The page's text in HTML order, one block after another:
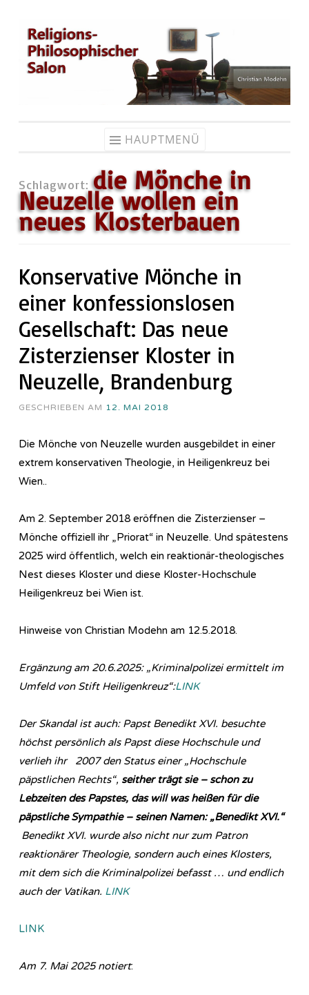
Zum
Inhalt
springen
HAUPTMENÜ
Schlagwort:die Mönche in
Neuzelle wollen ein
neues Klosterbauen
Konservative Mönche in
einer konfessionslosen
Gesellschaft: Das neue
Zisterzienser Kloster in
Neuzelle, Brandenburg
GESCHRIEBEN AM 12. MAI 2018
Die Mönche von Neuzelle wurden ausgebildet in einer
extrem konservativen Theologie, in Heiligenkreuz bei
Wien..
Am 2. September 2018 eröffnen die Zisterzienser –
Mönche offiziell ihr „Priorat“ in Neuzelle. Und spätestens
2025 wird öffentlich, welch ein reaktionär-theologisches
Nest dieses Kloster und diese Kloster-Hochschule
Heiligenkreuz bei Wien ist.
Hinweise von Christian Modehn am 12.5.2018.
Ergänzung am 20.6.2025: „Kriminalpolizei ermittelt im
Umfeld von Stift Heiligenkreuz“:LINK
Der Skandal ist auch: Papst Benedikt XVI. besuchte
höchst persönlich als Papst diese Hochschule und
verlieh ihr 2007 den Status einer „Hochschule
päpstlichen Rechts“, seither trägt sie – schon zu
Lebzeiten des Papstes, das will was heißen für die
päpstliche Sympathie – seinen Namen: „Benedikt XVI.“
Benedikt XVI. wurde also nicht nur zum Patron
reaktionärer Theologie, sondern auch eines Klosters,
mit dem sich die Kriminalpolizei befasst … und endlich
auch der Vatikan. LINK
LINK
Am 7. Mai 2025 notiert: